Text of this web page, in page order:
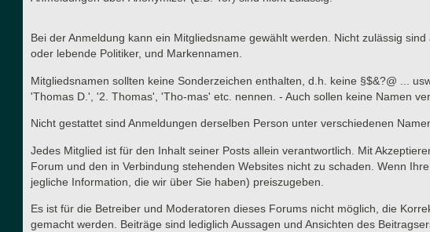
Bei der Anmeldung kann ein Mitgliedsname gewählt werden. Nicht zulässig
oder lebende Politiker, und Markennamen.
Mitgliedsnamen sollten keine Sonderzeichen enthalten, d.h. keine §$&?@ ...
'Thomas D.', '2. Thomas', 'Tho-mas' etc. nennen. - Auch sollen keine Namen
Nicht gestattet sind Anmeldungen derselben Person unter verschiedenen
Jedes Mitglied ist für den Inhalt seiner Posts allein verantwortlich. Mit
Forum und den in Verbindung stehenden Websites nicht zu schaden. Wenn
jegliche Information, die wir über Sie haben) preiszugeben.
Es ist für die Betreiber und Moderatoren dieses Forums nicht möglich, die
gemacht werden. Beiträge sind lediglich Aussagen und Ansichten des